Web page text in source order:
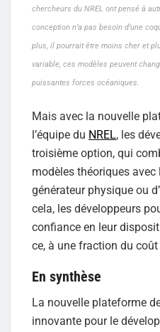
chercheurs du NREL ont pensé à
conception n’a pas besoin d’une
plus, il pourrait être moins cher et
variable, ces modèles peuvent
puissantes forces océaniques.
Mais avec la nouvelle
l’équipe du NREL, les
troisième option, qui
modèles théoriques avec
générateur physique ou
cela, les développeurs
confiance en leur
ce, à une fraction du coût
En synthèse
La nouvelle plateforme
innovante pour le